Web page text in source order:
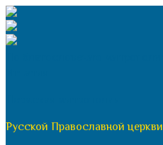
Перейти
к
содержимому
Русской Православной церкви